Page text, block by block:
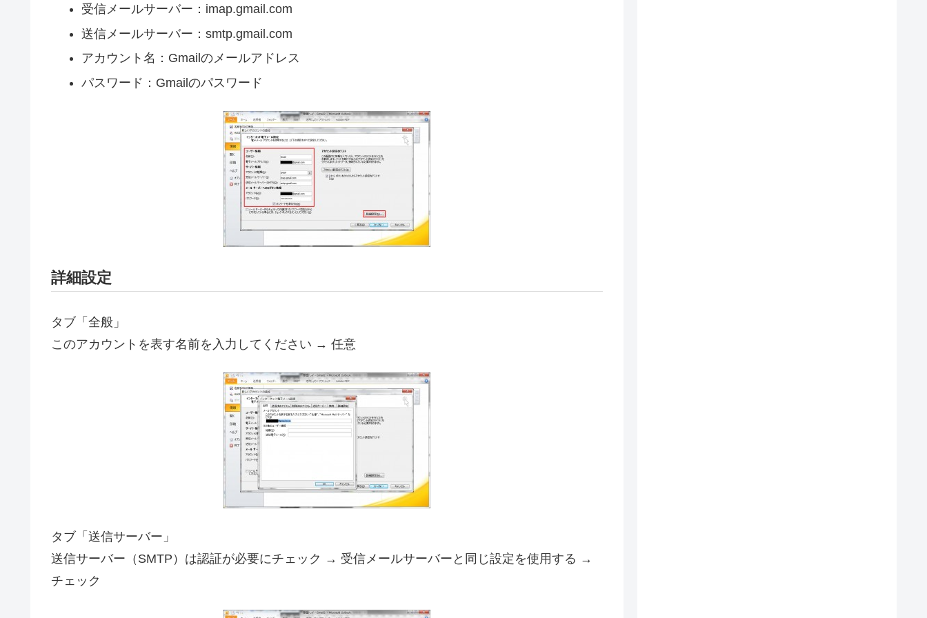
受信メールサーバー：imap.gmail.com
送信メールサーバー：smtp.gmail.com
アカウント名：Gmailのメールアドレス
パスワード：Gmailのパスワード
詳細設定
タブ「全般」
このアカウントを表す名前を入力してください → 任意
タブ「送信サーバー」
送信サーバー（SMTP）は認証が必要にチェック → 受信メールサーバーと同じ設定を使用する →
チェック